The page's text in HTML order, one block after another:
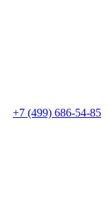
+7 (499) 686-54-85